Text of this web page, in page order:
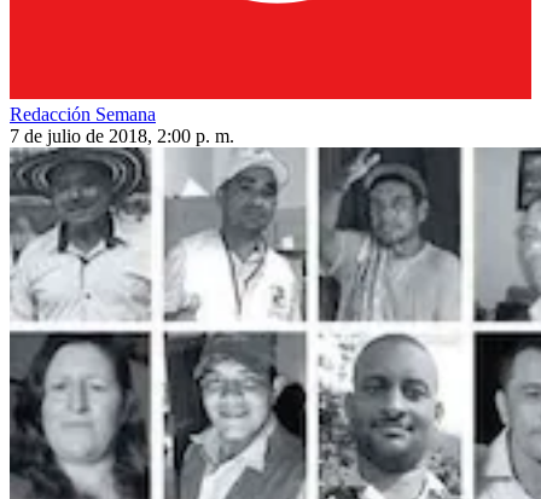
Redacción Semana
7 de julio de 2018, 2:00 p. m.